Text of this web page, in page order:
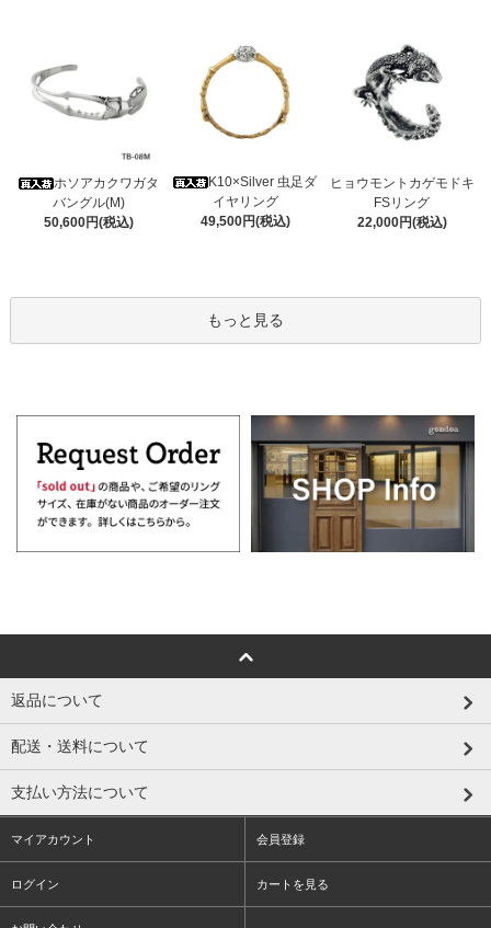
ホソアカクワガタ
バングル(M)
50,600円(税込)
K10×Silver 虫足ダ
イヤリング
49,500円(税込)
ヒョウモントカゲモドキ
FSリング
22,000円(税込)
もっと見る
返品について
配送・送料について
支払い方法について
マイアカウント 会員登録
ログイン カートを見る